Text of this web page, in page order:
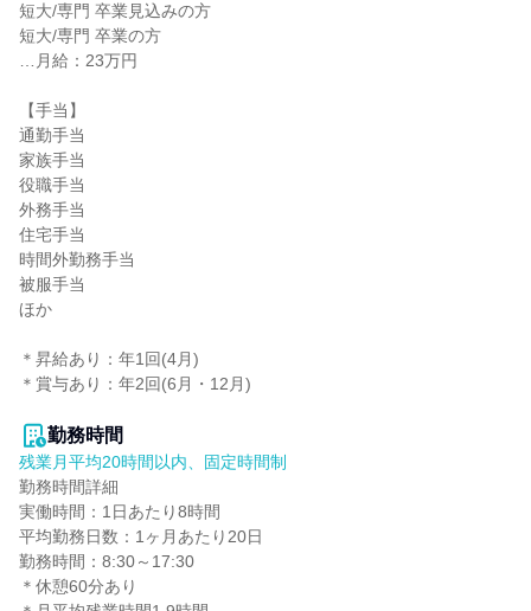
短大/専門 卒業見込みの方
短大/専門 卒業の方
…月給：23万円
【手当】
通勤手当
家族手当
役職手当
外務手当
住宅手当
時間外勤務手当
被服手当
ほか
＊昇給あり：年1回(4月)
＊賞与あり：年2回(6月・12月)
勤務時間
残業月平均20時間以内、固定時間制
勤務時間詳細
実働時間：1日あたり8時間
平均勤務日数：1ヶ月あたり20日
勤務時間：8:30～17:30
＊休憩60分あり